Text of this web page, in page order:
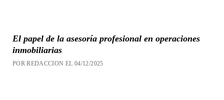
El papel de la asesoría profesional en operaciones
inmobiliarias
POR REDACCION EL 04/12/2025